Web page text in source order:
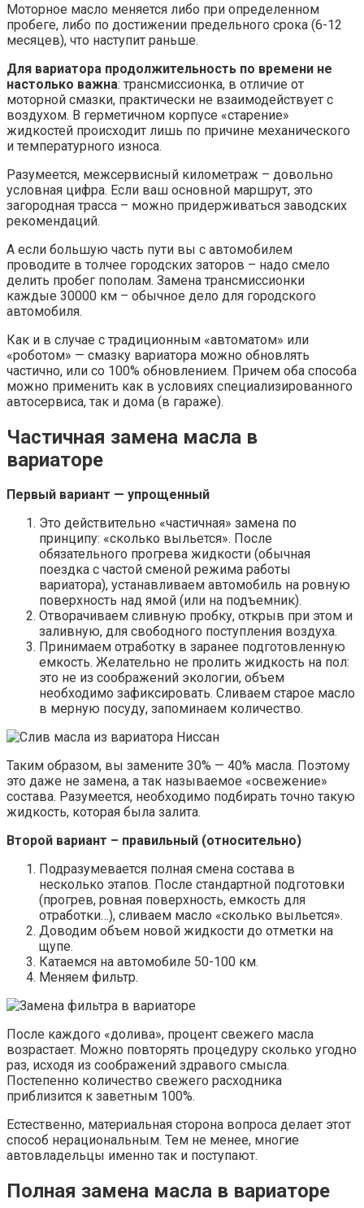
Моторное масло меняется либо при определенном
пробеге, либо по достижении предельного срока (6-12
месяцев), что наступит раньше.
Для вариатора продолжительность по времени не
настолько важна: трансмиссионка, в отличие от
моторной смазки, практически не взаимодействует с
воздухом. В герметичном корпусе «старение»
жидкостей происходит лишь по причине механического
и температурного износа.
Разумеется, межсервисный километраж – довольно
условная цифра. Если ваш основной маршрут, это
загородная трасса – можно придерживаться заводских
рекомендаций.
А если большую часть пути вы с автомобилем
проводите в толчее городских заторов – надо смело
делить пробег пополам. Замена трансмиссионки
каждые 30000 км – обычное дело для городского
автомобиля.
Как и в случае с традиционным «автоматом» или
«роботом» — смазку вариатора можно обновлять
частично, или со 100% обновлением. Причем оба способа
можно применить как в условиях специализированного
автосервиса, так и дома (в гараже).
Частичная замена масла в
вариаторе
Первый вариант — упрощенный
Это действительно «частичная» замена по
принципу: «сколько выльется». После
обязательного прогрева жидкости (обычная
поездка с частой сменой режима работы
вариатора), устанавливаем автомобиль на ровную
поверхность над ямой (или на подъемник).
Отворачиваем сливную пробку, открыв при этом и
заливную, для свободного поступления воздуха.
Принимаем отработку в заранее подготовленную
емкость. Желательно не пролить жидкость на пол:
это не из соображений экологии, объем
необходимо зафиксировать. Сливаем старое масло
в мерную посуду, запоминаем количество.
Таким образом, вы замените 30% — 40% масла. Поэтому
это даже не замена, а так называемое «освежение»
состава. Разумеется, необходимо подбирать точно такую
жидкость, которая была залита.
Второй вариант – правильный (относительно)
Подразумевается полная смена состава в
несколько этапов. После стандартной подготовки
(прогрев, ровная поверхность, емкость для
отработки…), сливаем масло «сколько выльется».
Доводим объем новой жидкости до отметки на
щупе.
Катаемся на автомобиле 50-100 км.
Меняем фильтр.
После каждого «долива», процент свежего масла
возрастает. Можно повторять процедуру сколько угодно
раз, исходя из соображений здравого смысла.
Постепенно количество свежего расходника
приблизится к заветным 100%.
Естественно, материальная сторона вопроса делает этот
способ нерациональным. Тем не менее, многие
автовладельцы именно так и поступают.
Полная замена масла в вариаторе